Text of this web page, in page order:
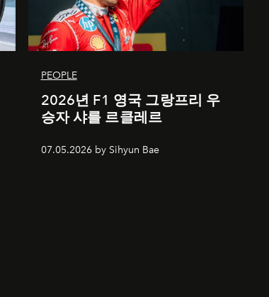
PEOPLE
2026년 F1 영국 그랑프리 우
승자 샤를 르클레르
07.05.2026 by Sihyun Bae